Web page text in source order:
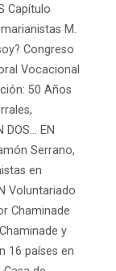
Capítulo
M.
Congreso
Vocacional
50 Años
DOS… EN
Serrano,
en
Voluntariado
Chaminade
y
16 países en